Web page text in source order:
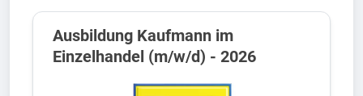
Ausbildung Kaufmann im
Einzelhandel (m/w/d) - 2026